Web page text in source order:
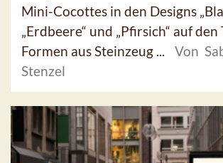
Mini-Cocottes in den Designs
„Erdbeere“ und „Pfirsich“ auf den
Formen aus Steinzeug ...
Von
Stenzel